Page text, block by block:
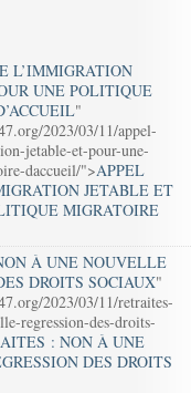
L’IMMIGRATION
UNE POLITIQUE
"
2023/03/11/appel-
jetable-et-pour-une-
daccueil/">APPEL
JETABLE ET
MIGRATOIRE
À UNE NOUVELLE
DROITS SOCIAUX"
2023/03/11/retraites-
regression-des-droits-
: NON À UNE
DES DROITS